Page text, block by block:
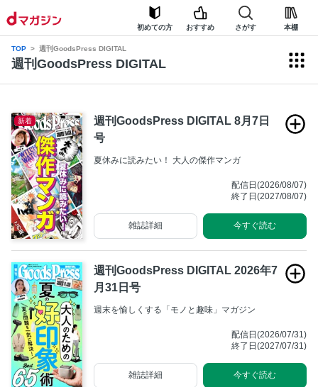
初めての方 おすすめ さがす 本棚
TOP 週刊GoodsPress DIGITAL
週刊GoodsPress DIGITAL
新着
週刊GoodsPress DIGITAL 8月7日
号
夏休みに読みたい！ 大人の傑作マンガ
配信日(2026/08/07)
終了日(2027/08/07)
今すぐ読む
雑誌詳細
週刊GoodsPress DIGITAL 2026年7
月31日号
週末を愉しくする「モノと趣味」マガジン
配信日(2026/07/31)
終了日(2027/07/31)
今すぐ読む
雑誌詳細